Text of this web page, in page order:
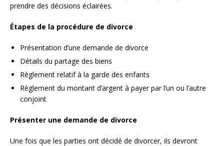
prendre des décisions éclairées.
Étapes de la procédure de divorce
Présentation d’une demande de divorce
Détails du partage des biens
Règlement relatif à la garde des enfants
Règlement du montant d’argent à payer par l’un ou l’autre
conjoint
Présenter une demande de divorce
Une fois que les parties ont décidé de divorcer, ils devront